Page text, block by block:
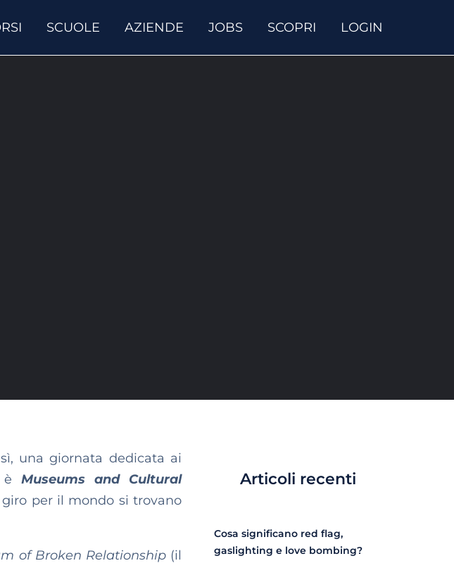
SCUOLE AZIENDE JOBS SCOPRI LOGIN
una giornata dedicata ai
èMuseums and Cultural
per il mondo si trovano
of Broken Relationship(il
Articoli recenti
Cosa significano red flag,
gaslighting e love bombing?